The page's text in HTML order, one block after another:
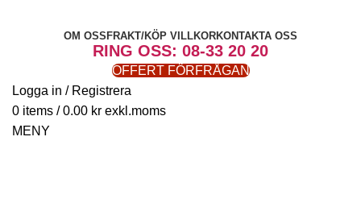
OM OSS FRAKT/KÖP VILLKORKONTAKTA OSS
RING OSS: 08-33 20 20
OFFERT FÖRFRÅGAN
Logga in / Registrera
0 items / 0.00 kr
MENY